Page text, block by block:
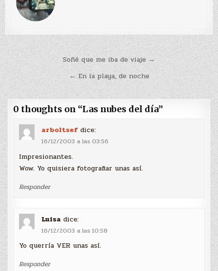
Navegación
de
entradas
Soñé que me iba de viaje →
← En la playa, de noche
0 thoughts on “Las nubes del día”
arboltsef dice:
16/12/2003 a las 03:56
Impresionantes.
Wow. Yo quisiera fotografiar unas así.
Responder
Luisa dice:
16/12/2003 a las 10:58
Yo querría VER unas así.
Responder